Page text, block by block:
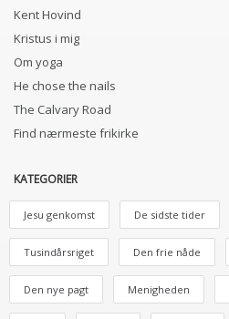
Kent Hovind
Kristus i mig
Om yoga
He chose the nails
The Calvary Road
Find nærmeste frikirke
KATEGORIER
Jesu genkomst De sidste tider
Tusindårsriget Den frie nåde
Den nye pagt Menigheden